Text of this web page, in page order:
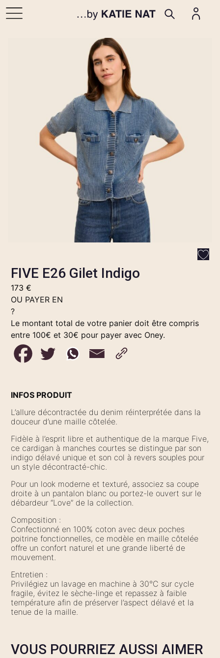
FIVE E26 Gilet Indigo
173€
OU PAYER EN
?
Le montant total de votre panier doit être compris
entre 100€ et 30€ pour payer avec Oney.
INFOS PRODUIT
L’allure décontractée du denim réinterprétée dans la
douceur d’une maille côtelée.
Fidèle à l’esprit libre et authentique de la marque Five,
ce cardigan à manches courtes se distingue par son
indigo délavé unique et son col à revers souples pour
un style décontracté-chic.
Pour un look moderne et texturé, associez sa coupe
droite à un pantalon blanc ou portez-le ouvert sur le
débardeur “Love” de la collection.
Composition :
Confectionné en 100% coton avec deux poches
poitrine fonctionnelles, ce modèle en maille côtelée
offre un confort naturel et une grande liberté de
mouvement.
Entretien :
Privilégiez un lavage en machine à 30°C sur cycle
fragile, évitez le sèche-linge et repassez à faible
température afin de préserver l’aspect délavé et la
tenue de la maille.
VOUS POURRIEZ AUSSI AIMER